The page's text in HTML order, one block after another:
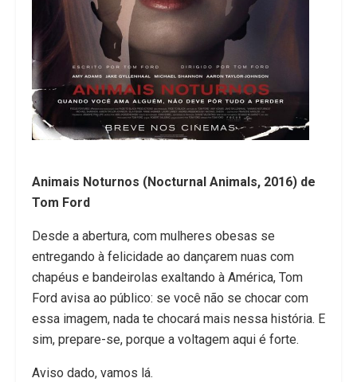
Animais Noturnos (Nocturnal Animals, 2016) de
Tom Ford
Desde a abertura, com mulheres obesas se
entregando à felicidade ao dançarem nuas com
chapéus e bandeirolas exaltando à América, Tom
Ford avisa ao público: se você não se chocar com
essa imagem, nada te chocará mais nessa história. E
sim, prepare-se, porque a voltagem aqui é forte.
Aviso dado, vamos lá.